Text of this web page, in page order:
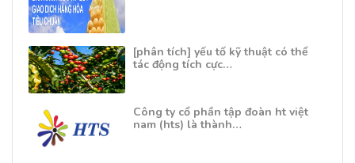
[phân tích] yếu tố kỹ thuật có thể
tác động tích cực…
Công ty cổ phần tập đoàn ht việt
nam (hts) là thành…